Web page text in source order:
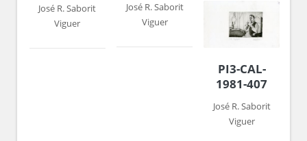
José R. Saborit
Viguer
José R. Saborit
Viguer
PI3-CAL-
1981-407
José R. Saborit
Viguer